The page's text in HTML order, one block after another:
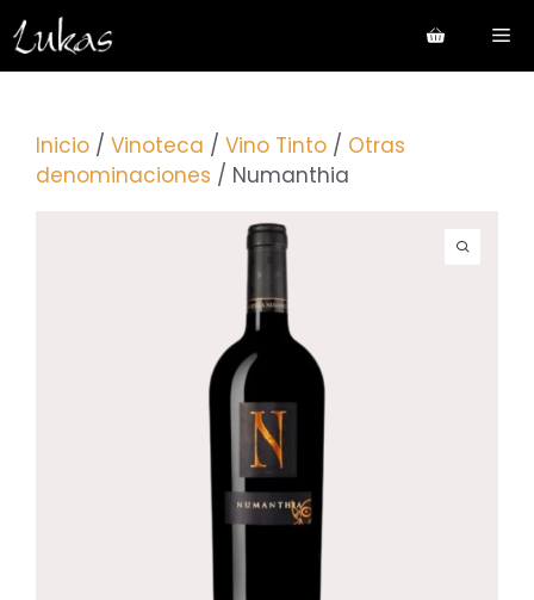
Saltar
al
contenido
Inicio / Vinoteca / Vino Tinto / Otras
denominaciones / Numanthia